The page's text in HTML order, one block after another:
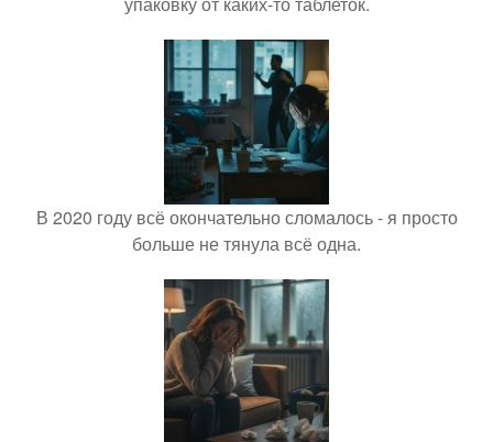
В 2020 году всё окончательно сломалось - я просто
больше не тянула всё одна.